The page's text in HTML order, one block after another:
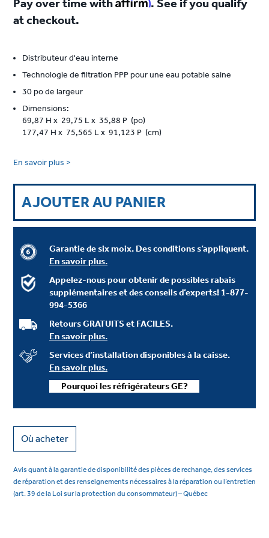
Pay over time with
. See if you qualify
at checkout.
Distributeur d'eau interne
Technologie de filtration PPP pour une eau potable saine
30 po de largeur
Dimensions:
69,87 H x 29,75 L x 35,88 P (po)
177,47 H x 75,565 L x 91,123 P (cm)
En savoir plus >
AJOUTER AU PANIER
Garantie de six moix. Des conditions s’appliquent.
En savoir plus.
Appelez-nous pour obtenir de possibles rabais
supplémentaires et des conseils d’experts! 1-877-
994-5366
Retours GRATUITS et FACILES.
En savoir plus.
Services d’installation disponibles à la caisse.
En savoir plus.
Pourquoi les réfrigérateurs GE?
Où acheter
Avis quant à la garantie de disponibilité des pièces de rechange, des services
de réparation et des renseignements nécessaires à la réparation ou l’entretien
(art. 39 de la Loi sur la protection du consommateur) – Québec